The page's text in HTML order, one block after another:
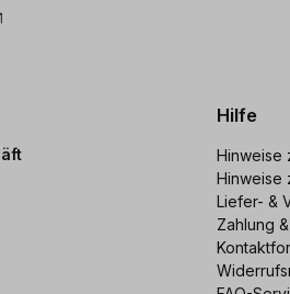
Hilfe
Hinweise
Hinweise
Liefer- &
Zahlung